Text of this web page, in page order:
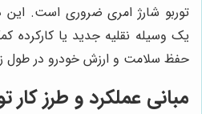
توربو شارژ امری ضروری است. این
یک وسیله نقلیه جدید یا کارکرده
حفظ سلامت و ارزش خودرو در طول
مبانی عملکرد و طرز کار